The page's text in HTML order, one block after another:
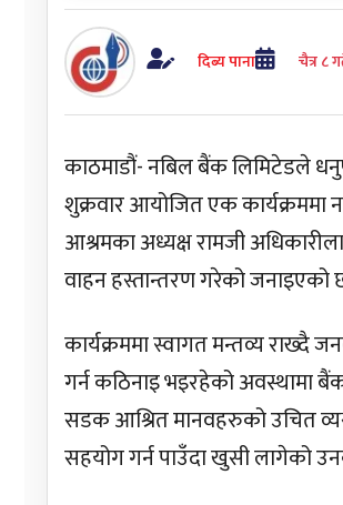
दिब्य पाना चैत्र ८
काठमाडौं- नबिल बैंक लिमिटेडले
शुक्रवार आयोजित एक
आश्रमका अध्यक्ष रामजी
वाहन हस्तान्तरण गरेको जनाइएको
कार्यक्रममा स्वागत मन्तव्य राख्दै
गर्न कठिनाइ भइरहेको अवस्थामा
सडक आश्रित मानवहरुको उचित
सहयोग गर्न पाउँदा खुसी लागेको